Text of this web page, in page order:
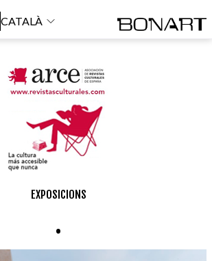
CATALÀ
EXPOSICIONS
.